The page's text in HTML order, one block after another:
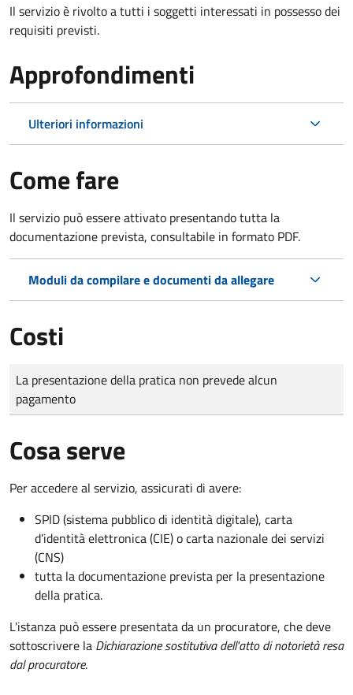
Il servizio è rivolto a tutti i soggetti interessati in possesso dei
requisiti previsti.
Approfondimenti
Ulteriori informazioni
Come fare
Il servizio può essere attivato presentando tutta la
documentazione prevista, consultabile in formato PDF.
Moduli da compilare e documenti da allegare
Costi
Tipo di pagamento
Importo
La presentazione della pratica non prevede alcun
pagamento
Cosa serve
Per accedere al servizio, assicurati di avere:
SPID (sistema pubblico di identità digitale), carta
d’identità elettronica (CIE) o carta nazionale dei servizi
(CNS)
tutta la documentazione prevista per la presentazione
della pratica.
L'istanza può essere presentata da un procuratore, che deve
sottoscrivere la Dichiarazione sostitutiva dell'atto di notorietà resa
dal procuratore.